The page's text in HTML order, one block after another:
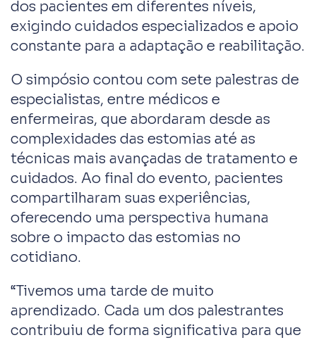
dos pacientes em diferentes níveis,
exigindo cuidados especializados e apoio
constante para a adaptação e reabilitação.
O simpósio contou com sete palestras de
especialistas, entre médicos e
enfermeiras, que abordaram desde as
complexidades das estomias até as
técnicas mais avançadas de tratamento e
cuidados. Ao final do evento, pacientes
compartilharam suas experiências,
oferecendo uma perspectiva humana
sobre o impacto das estomias no
cotidiano.
“Tivemos uma tarde de muito
aprendizado. Cada um dos palestrantes
contribuiu de forma significativa para que